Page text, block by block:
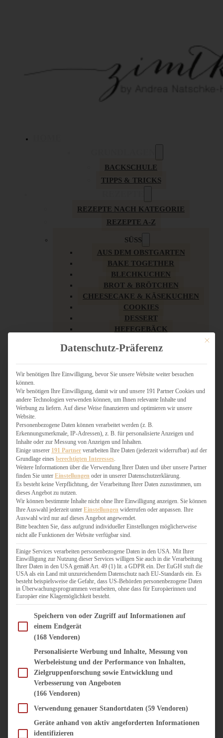
BACKSCHULE
TIPPS & TRICKS
REZEPTE NACH KATEGORIE
REZEPTE A-Z
SÜSS
AUS DEM OBSTGARTEN
BAKE TOGETHER
BLECHKUCHEN
BROT & BRÖTCHEN
CHEESECAKE & KÄSEKUCHEN
COOKIES
DESSERT
HEFEGEBÄCK
KUCHEN
LOW CARB & GESÜNDER
MY AMERICAN BAKERY
SCHOKOLADIGES
SÜSSES HAUPTGERICHT
TÖRTCHEN
VEGAN SÜSS
WEIHNACHTSBÄCKEREI
HERZHAFT
BURGER & SANDWICHES
FIX AUF DEM TISCH
FLEISCH & FISCH
GRILLEN / BARBECUE
HERZHAFTES BACKEN
ONE-POT-GERICHTE
PASTA & NUDELGERICHTE
PIZZA, TARTES & QUICHES
REIS & RISOTTO
SALATE & SNACKS
SUPPENKASPEREIEN
VORSPEISEN
SÜSS & HERZHAFT
BROTAUFSTRICH
DIPS, SAUCEN, CHUTNEYS
KÜCHENGESCHENKE
Mit
Datenschutz-Präferenz
Wir benötigen Ihre Einwilligung, bevor Sie unsere Website weiter besuchen
können.
Wir benötigen Ihre Einwilligung, damit wir und unsere 191 Partner Cookies und
andere Technologien verwenden können, um Ihnen relevante Inhalte und
Werbung zu liefern. Auf diese Weise finanzieren und optimieren wir unsere
Website.
Personenbezogene Daten können verarbeitet werden (z. B.
Erkennungsmerkmale, IP-Adressen), z. B. für personalisierte Anzeigen und
Inhalte oder zur Messung von Anzeigen und Inhalten.
Einige unserer 191 Partner verarbeiten Ihre Daten (jederzeit widerrufbar) auf der
Grundlage eines berechtigten Interesses
Weitere Informationen über die Verwendung Ihrer Daten und über unsere Partner
finden Sie unter Einstellungen oder in unserer Datenschutzerklärung.
Es besteht keine Verpflichtung, der Verarbeitung Ihrer Daten zuzustimmen, um
dieses Angebot zu nutzen.
Wir können bestimmte Inhalte nicht ohne Ihre Einwilligung anzeigen. Sie können
Ihre Auswahl jederzeit unter Einstellungen widerrufen oder anpassen. Ihre
Auswahl wird nur auf dieses Angebot angewendet.
Bitte beachten Sie, dass aufgrund individueller Einstellungen möglicherweise
nicht alle Funktionen der Website verfügbar sind.
Einige Services verarbeiten personenbezogene Daten in den USA. Mit Ihrer
Einwilligung zur Nutzung dieser Services willigen Sie auch in die Verarbeitung
Ihrer Daten in den USA gemäß Art. 49 (1) lit. a GDPR ein. Der EuGH stuft die
USA als ein Land mit unzureichendem Datenschutz nach EU-Standards ein. Es
besteht beispielsweise die Gefahr, dass US-Behörden personenbezogene Daten
in Überwachungsprogrammen verarbeiten, ohne dass für Europäerinnen und
Europäer eine Klagemöglichkeit besteht.
Im Folgenden finden Sie eine Liste der Zwecke des IAB Transparency and Consent
Speichern von oder Zugriff auf Informationen auf
einem Endgerät
(168 Vendoren)
Personalisierte Werbung und Inhalte, Messung von
Werbeleistung und der Performance von Inhalten,
Zielgruppenforschung sowie Entwicklung und
Verbesserung von Angeboten
(166 Vendoren)
Verwendung genauer Standortdaten (59 Vendoren)
Geräte anhand von aktiv angeforderten Informationen
identifizieren